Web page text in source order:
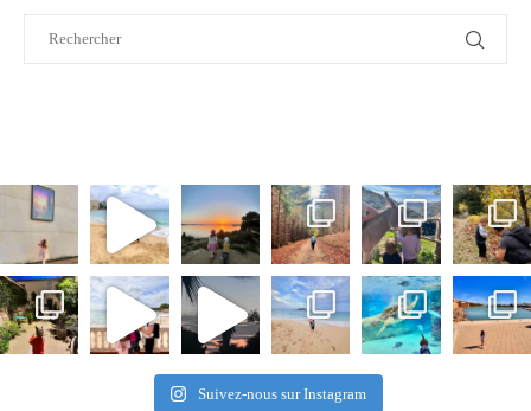
Suivez-nous sur Instagram